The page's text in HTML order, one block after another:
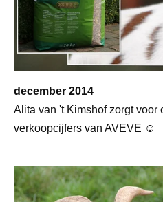
december 2014
Alita van 't Kimshof zorgt
verkoopcijfers van AVEVE ☺